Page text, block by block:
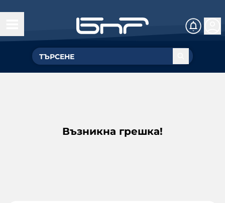
Възникна грешка!